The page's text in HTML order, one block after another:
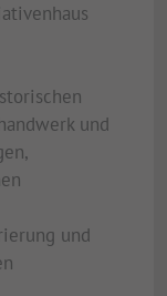
und
und